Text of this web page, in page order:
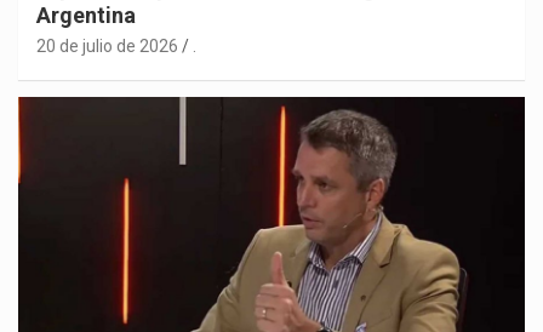
Argentina
20 de julio de 2026 .